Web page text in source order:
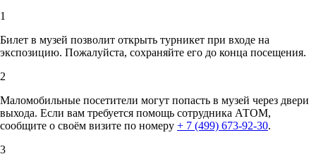
1
Билет в музей позволит открыть турникет при входе на
экспозицию. Пожалуйста, сохраняйте его до конца посещения.
2
Маломобильные посетители могут попасть в музей через двери
выхода. Если вам требуется помощь сотрудника АТОМ,
сообщите о своём визите по номеру + 7 (499) 673-92-30.
3